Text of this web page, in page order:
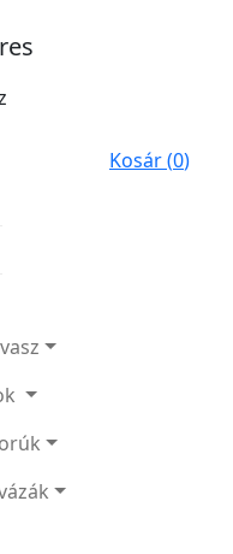
Kosár (0)